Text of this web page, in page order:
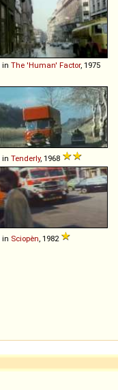
in The 'Human' Factor, 1975
in Tenderly, 1968
in Sciopèn, 1982